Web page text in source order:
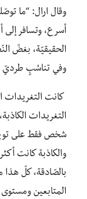
وقال ارال: “ما
أسرع، وتسافر
الحقيقيّة، بغضّ
وفي تناسُبٍ طرديّ
شخص فقط على
بالصّادقة، كلّ هذا
المتابعين